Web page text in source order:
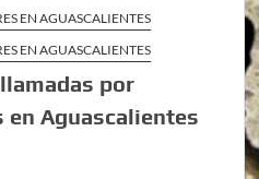
EN AGUASCALIENTES
EN AGUASCALIENTES
por
en Aguascalientes